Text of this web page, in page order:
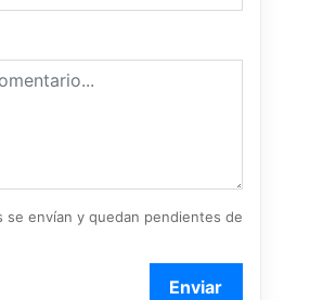
se envían y quedan pendientes de
Enviar